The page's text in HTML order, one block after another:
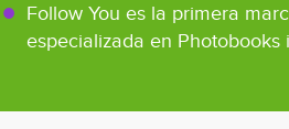
Follow You es la primera
especializada en Photobooks